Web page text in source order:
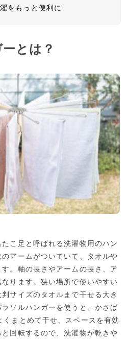
をもっと便利に
とは？
こ足と呼ばれる洗濯物用のハン
アームがついていて、タオルや
。軸の長さやアームの長さ、ア
ります。狭い場所で使いやすい
サイズのタオルまで干せる大き
ソルハンガーを使うと、かさば
まとめて干せ、スペースを有効
回転するので、洗濯物が乾きや